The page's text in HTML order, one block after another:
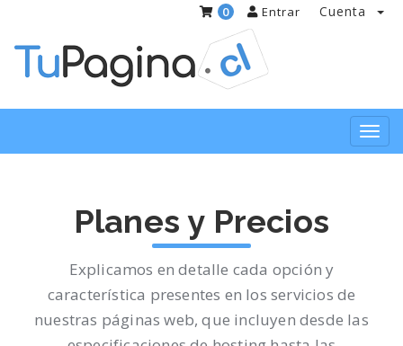
Cuenta
Entrar
0
Planes y Precios
Explicamos en detalle cada opción y
característica presentes en los servicios de
nuestras páginas web, que incluyen desde las